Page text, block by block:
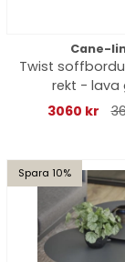
Cane-
Twist
rekt - lava
3060 kr
Spara 10%